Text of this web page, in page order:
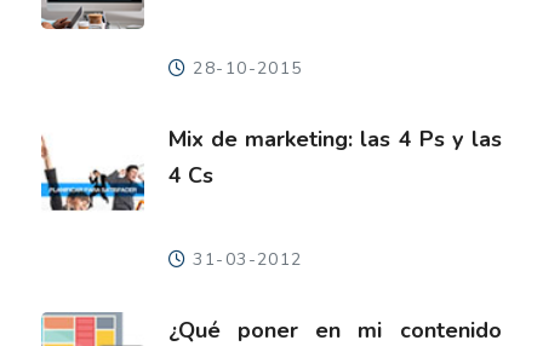
28-10-2015
Mix de marketing: las 4 Ps y las
4 Cs
31-03-2012
¿Qué poner en mi contenido